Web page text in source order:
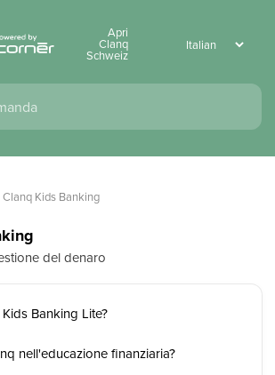
Apri
Clanq
Schweiz
Clanq Kids Banking
del denaro
Banking Lite?
nell'educazione finanziaria?